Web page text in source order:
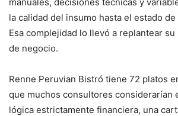
la calidad del insumo hasta el estado
Esa complejidad lo llevó a replantear
de negocio.
Renne Peruvian Bistró tiene 72 platos
que muchos consultores considerarían
lógica estrictamente financiera, una